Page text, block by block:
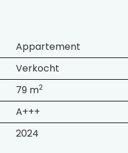
Appartement
Verkocht
79 m2
A+++
2024